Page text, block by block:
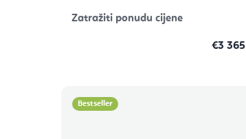
Zatražiti ponudu cijene
€3 365
Bestseller